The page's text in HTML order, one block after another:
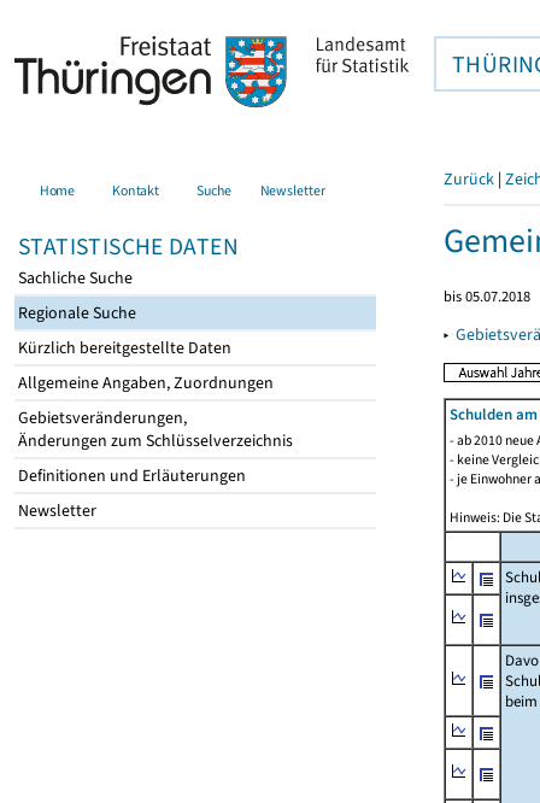
Home Kontakt Suche Newsletter
STATISTISCHE DATEN
Sachliche Suche
Regionale Suche
Kürzlich bereitgestellte Daten
Allgemeine Angaben, Zuordnungen
Gebietsveränderungen,
Änderungen zum Schlüsselverzeichnis
Definitionen und Erläuterungen
Newsletter
Zurück |
bis 05.07.2018
▸
Schulden
- ab 2010
- keine
- je Einwohner
Hinweis: Die
beim